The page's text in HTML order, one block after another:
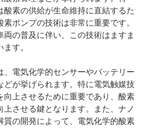
酸素の供給が生命維持に直結するた
ポンプの技術は非常に重要です。
両の普及に伴い、この技術はますま
す。
、電気化学的センサーやバッテリー
どが挙げられます。特に電気触媒技
向上させるために重要であり、酸素
上させる鍵となります。また、ナノ
質の開発によって、電気化学的酸素